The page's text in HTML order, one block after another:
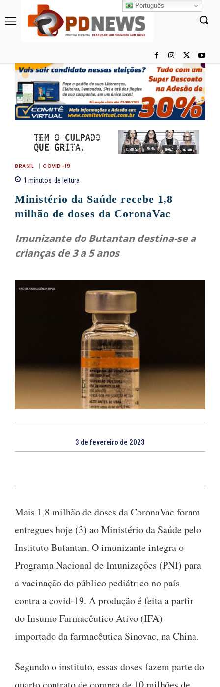
BRASIL COVID-19
1 minutos de leitura
Ministério da Saúde recebe 1,8
milhão de doses da CoronaVac
Imunizante do Butantan destina-se a
crianças de 3 a 5 anos
3 de fevereiro de 2023
Mais 1,8 milhão de doses da CoronaVac foram
entregues hoje (3) ao Ministério da Saúde pelo
Instituto Butantan. O imunizante integra o
Programa Nacional de Imunizações (PNI) para
a vacinação do público pediátrico no país
contra a covid-19. A produção é feita a partir
do Insumo Farmacêutico Ativo (IFA)
importado da farmacêutica Sinovac, na China.
Segundo o instituto, essas doses fazem parte do
quarto contrato de compra de 10 milhões de
Português